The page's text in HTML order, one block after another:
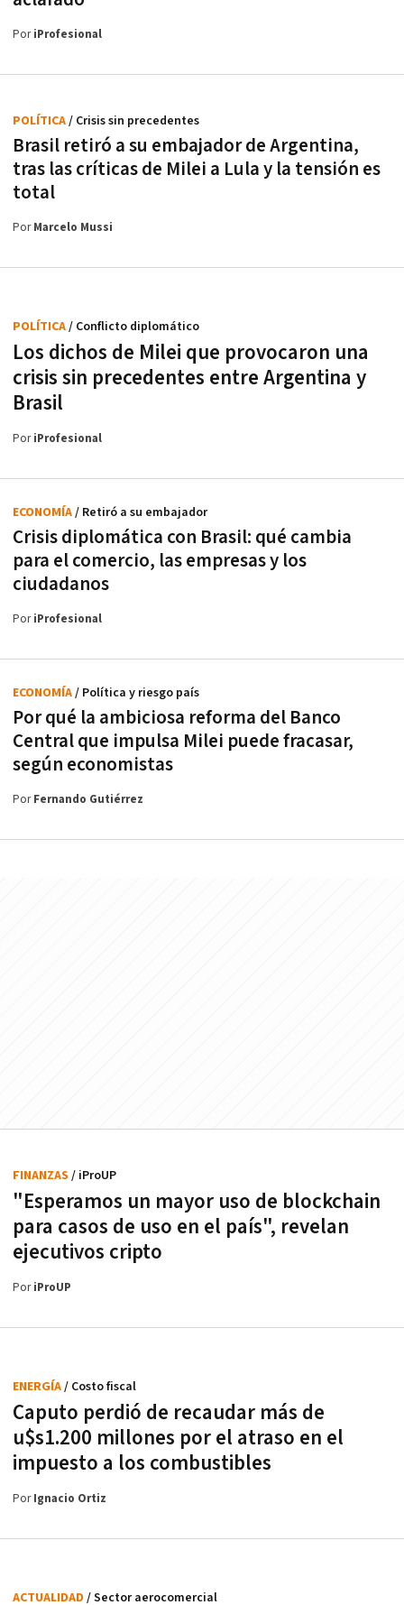
PoriProfesional
Brasil retiró a su embajador de Argentina,
tras las críticas de Milei a Lula y la tensión es
total
POLÍTICA/ Crisis sin precedentes
PorMarcelo Mussi
Los dichos de Milei que provocaron una
crisis sin precedentes entre Argentina y
Brasil
POLÍTICA/ Conflicto diplomático
PoriProfesional
Crisis diplomática con Brasil: qué cambia
para el comercio, las empresas y los
ciudadanos
ECONOMÍA/ Retiró a su embajador
PoriProfesional
Por qué la ambiciosa reforma del Banco
Central que impulsa Milei puede fracasar,
según economistas
ECONOMÍA/ Política y riesgo país
PorFernando Gutiérrez
"Esperamos un mayor uso de blockchain
para casos de uso en el país", revelan
ejecutivos cripto
FINANZAS / iProUP
PoriProUP
Caputo perdió de recaudar más de
u$s1.200 millones por el atraso en el
impuesto a los combustibles
ENERGÍA/ Costo fiscal
PorIgnacio Ortiz
ACTUALIDAD / Sector aerocomercial